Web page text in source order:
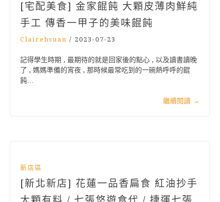
[宅配美食] 金家餛飩 大顆皮薄肉鮮純
手工 傳香一甲子的美味餛飩
Clairehsuan / 2023-07-23
記得學生時期 , 最期待的就是回家後的點心 , 以及讀書讀晚
了 , 媽媽準備的宵夜 , 那時候最常吃到的一碗熱呼呼的餛
飩…
繼續閱讀 →
新店區
[新北新店] 花蓮一品香扁食 紅油抄手